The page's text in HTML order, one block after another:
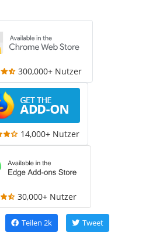
300,000+ Nutzer
14,000+ Nutzer
30,000+ Nutzer
Teilen 2k Tweet